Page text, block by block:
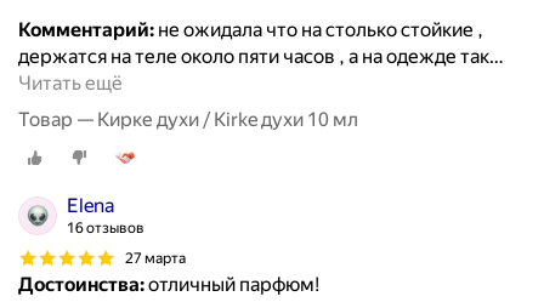
Комментарий: не ожидала что на столько стойкие ,
держатся на теле около пяти часов , а на одежде так…
Читать ещё
Товар — Кирке духи / Kirke духи 10 мл
Elena
16 отзывов
27 марта
Достоинства:отличный парфюм!